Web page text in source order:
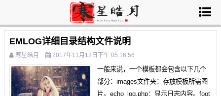
EMLOG详细目录结构文件说明
寒星皓月 2017年11月12日下午 05:16:56
一般来说，一个模板都会包含以下几个
部分：images文件夹：存放模板所需图
片。echo_log.php：显示日志内容。foot